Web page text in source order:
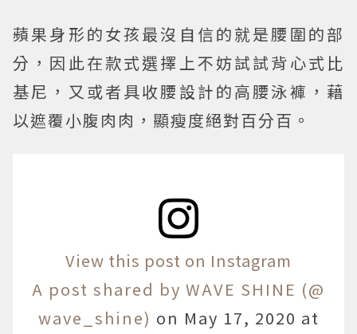
蘋果身形的女孩最沒自信的就是腰圍的部
分，因此在款式選擇上不妨試試背心式比
基尼，又或者具收腰設計的高腰泳褲，藉
以遮覆小腹肉肉，顯瘦度絕對百分百。
View this post on Instagram
A post shared by WAVE SHINE (@
wave_shine) on May 17, 2020 at